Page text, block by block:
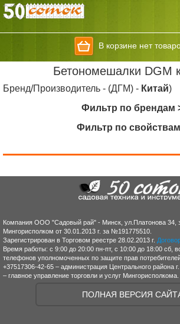
В корзине нет
Бетономешалки DGM
Бренд/Производитель - (ДГМ) - Китай)
Фильтр по брендам
Фильтр по
Компания ООО "Садовый рай" - Минск, ул.Платонова 34,
Мингорисполком от 30.01.2013 г. за №191775510.
Зарегистрирован в Торговом реестре 28.02.2013 г.
Время работы: с 9:00 до 20:00 пн-пт, с 10:00 до 18:00 сб,
телефонов уполномоченных по защите прав
+37517306-42-65 – администрация Центрального района
– главное управление торговли и услуг Мингорисполкома.
ПОЛНАЯ ВЕРСИЯ